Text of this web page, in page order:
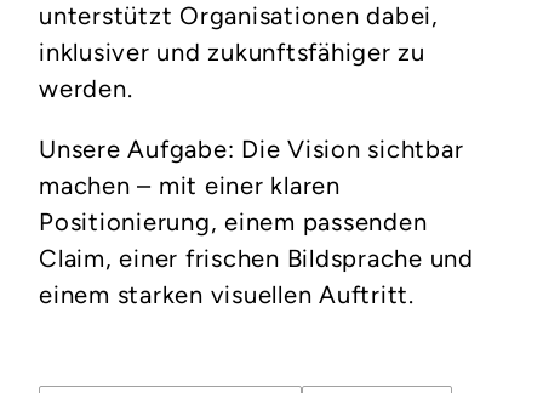
unterstützt Organisationen dabei,
inklusiver und zukunftsfähiger zu
werden.
Unsere Aufgabe: Die Vision sichtbar
machen – mit einer klaren
Positionierung, einem passenden
Claim, einer frischen Bildsprache und
einem starken visuellen Auftritt.